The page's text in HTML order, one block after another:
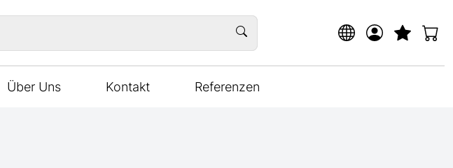
Über Uns Kontakt Referenzen